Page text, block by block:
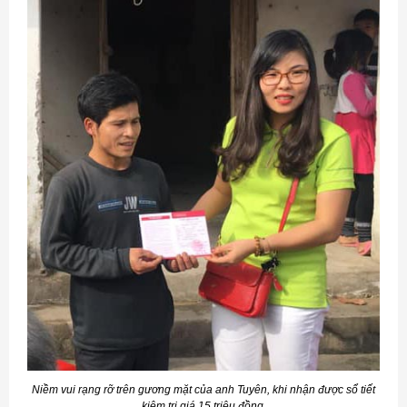
Niềm vui rạng rỡ trên gương mặt của anh Tuyên, khi nhận được sổ tiết